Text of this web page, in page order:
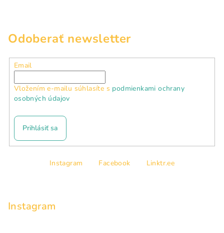
i
v
p
s
i
Odoberať newsletter
Email
Vložením e-mailu súhlasíte s podmienkami ochrany
osobných údajov
Prihlásiť sa
Instagram Facebook Linktr.ee
Instagram